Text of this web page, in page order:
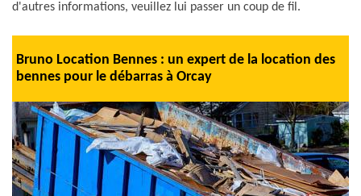
d'autres informations, veuillez lui passer un coup de fil.
Bruno Location Bennes : un expert de la location des
bennes pour le débarras à Orcay